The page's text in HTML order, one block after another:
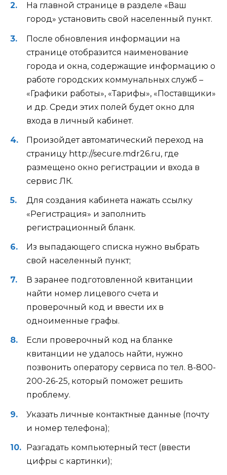
На главной странице в разделе «Ваш
город» установить свой населенный пункт.
После обновления информации на
странице отобразится наименование
города и окна, содержащие информацию о
работе городских коммунальных служб –
«Графики работы», «Тарифы», «Поставщики»
и др. Среди этих полей будет окно для
входа в личный кабинет.
Произойдет автоматический переход на
страницу http://secure.mdr26.ru, где
размещено окно регистрации и входа в
сервис ЛК.
Для создания кабинета нажать ссылку
«Регистрация» и заполнить
регистрационный бланк.
Из выпадающего списка нужно выбрать
свой населенный пункт;
В заранее подготовленной квитанции
найти номер лицевого счета и
проверочный код и ввести их в
одноименные графы.
Если проверочный код на бланке
квитанции не удалось найти, нужно
позвонить оператору сервиса по тел. 8-800-
200-26-25, который поможет решить
проблему.
Указать личные контактные данные (почту
и номер телефона);
Разгадать компьютерный тест (ввести
цифры с картинки);